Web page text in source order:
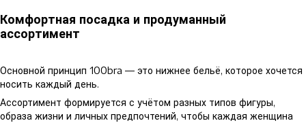
Комфортная посадка и продуманный
ассортимент
Основной принцип 100bra — это нижнее бельё, которое хочется
носить каждый день.
Ассортимент формируется с учётом разных типов фигуры,
образа жизни и личных предпочтений, чтобы каждая женщина